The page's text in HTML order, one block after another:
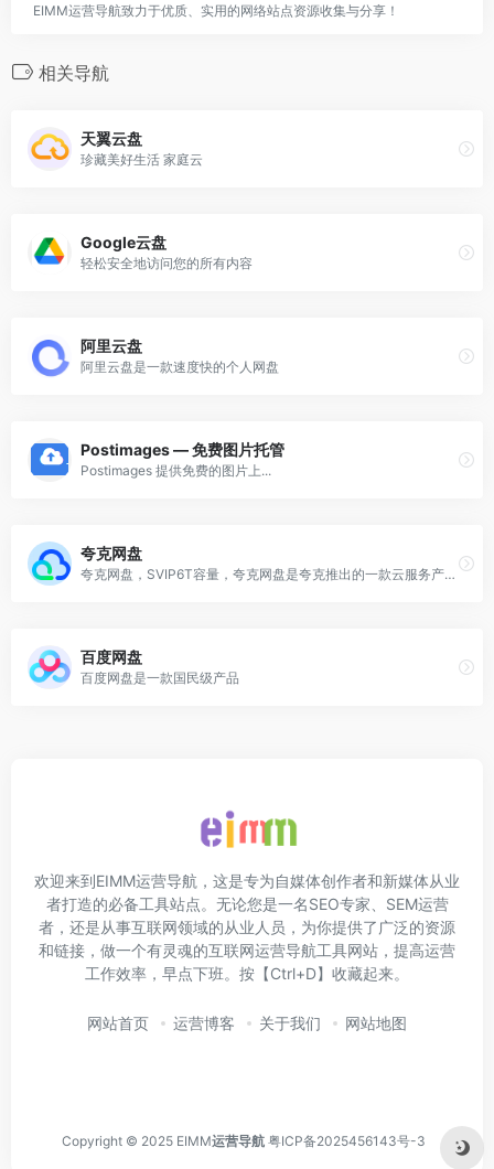
EIMM运营导航致力于优质、实用的网络站点资源收集与分享！
相关导航
天翼云盘
珍藏美好生活 家庭云
Google云盘
轻松安全地访问您的所有内容
阿里云盘
阿里云盘是一款速度快的个人网盘
Postimages — 免费图片托管
Postimages 提供免费的图片上...
夸克网盘
夸克网盘，SVIP6T容量，夸克网盘是夸克推出的一款云服务产品,功能包括云存储、高清看剧、文件在线解压、PDF一键转换等。通过夸克网盘可随时随地管理和使用照片、文档、手机资料,目前支持Android、iOS...
百度网盘
百度网盘是一款国民级产品
欢迎来到EIMM运营导航，这是专为自媒体创作者和新媒体从业
者打造的必备工具站点。无论您是一名SEO专家、SEM运营
者，还是从事互联网领域的从业人员，为你提供了广泛的资源
和链接，做一个有灵魂的互联网运营导航工具网站，提高运营
工作效率，早点下班。按【Ctrl+D】收藏起来。
网站首页 运营博客 关于我们 网站地图
Copyright © 2025 EIMM运营导航 粤ICP备2025456143号-3